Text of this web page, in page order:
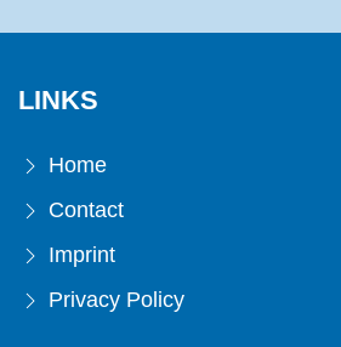
LINKS
Home
Contact
Imprint
Privacy Policy